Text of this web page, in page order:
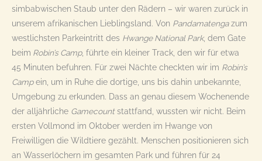
simbabwischen Staub unter den Rädern – wir waren zurück in
unserem afrikanischen Lieblingsland. Von Pandamatengazum
westlichsten Parkeintritt des Hwange National Park, dem Gate
beim Robin’s Camp, führte ein kleiner Track, den wir für etwa
45 Minuten befuhren. Für zwei Nächte checkten wir im Robin’s
Campein, um in Ruhe die dortige, uns bis dahin unbekannte,
Umgebung zu erkunden. Dass an genau diesem Wochenende
der alljährliche Gamecountstattfand, wussten wir nicht. Beim
ersten Vollmond im Oktober werden im Hwange von
Freiwilligen die Wildtiere gezählt. Menschen positionieren sich
an Wasserlöchern im gesamten Park und führen für 24